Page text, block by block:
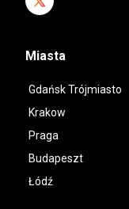
Miasta
Gdańsk Trójmiasto
Krakow
Praga
Budapeszt
Łódź